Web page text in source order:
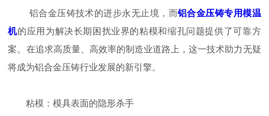
铝合金压铸技术的进步永无止境，而铝合金压铸专用模温
机的应用为解决长期困扰业界的粘模和缩孔问题提供了可靠方
案。在追求高质量、高效率的制造业道路上，这一技术助力无疑
将成为铝合金压铸行业发展的新引擎。
粘模：模具表面的隐形杀手